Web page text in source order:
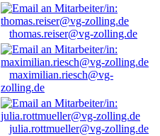
thomas.reiser@vg-zolling.de
maximilian.riesch@vg-
zolling.de
julia.rottmueller@vg-zolling.de